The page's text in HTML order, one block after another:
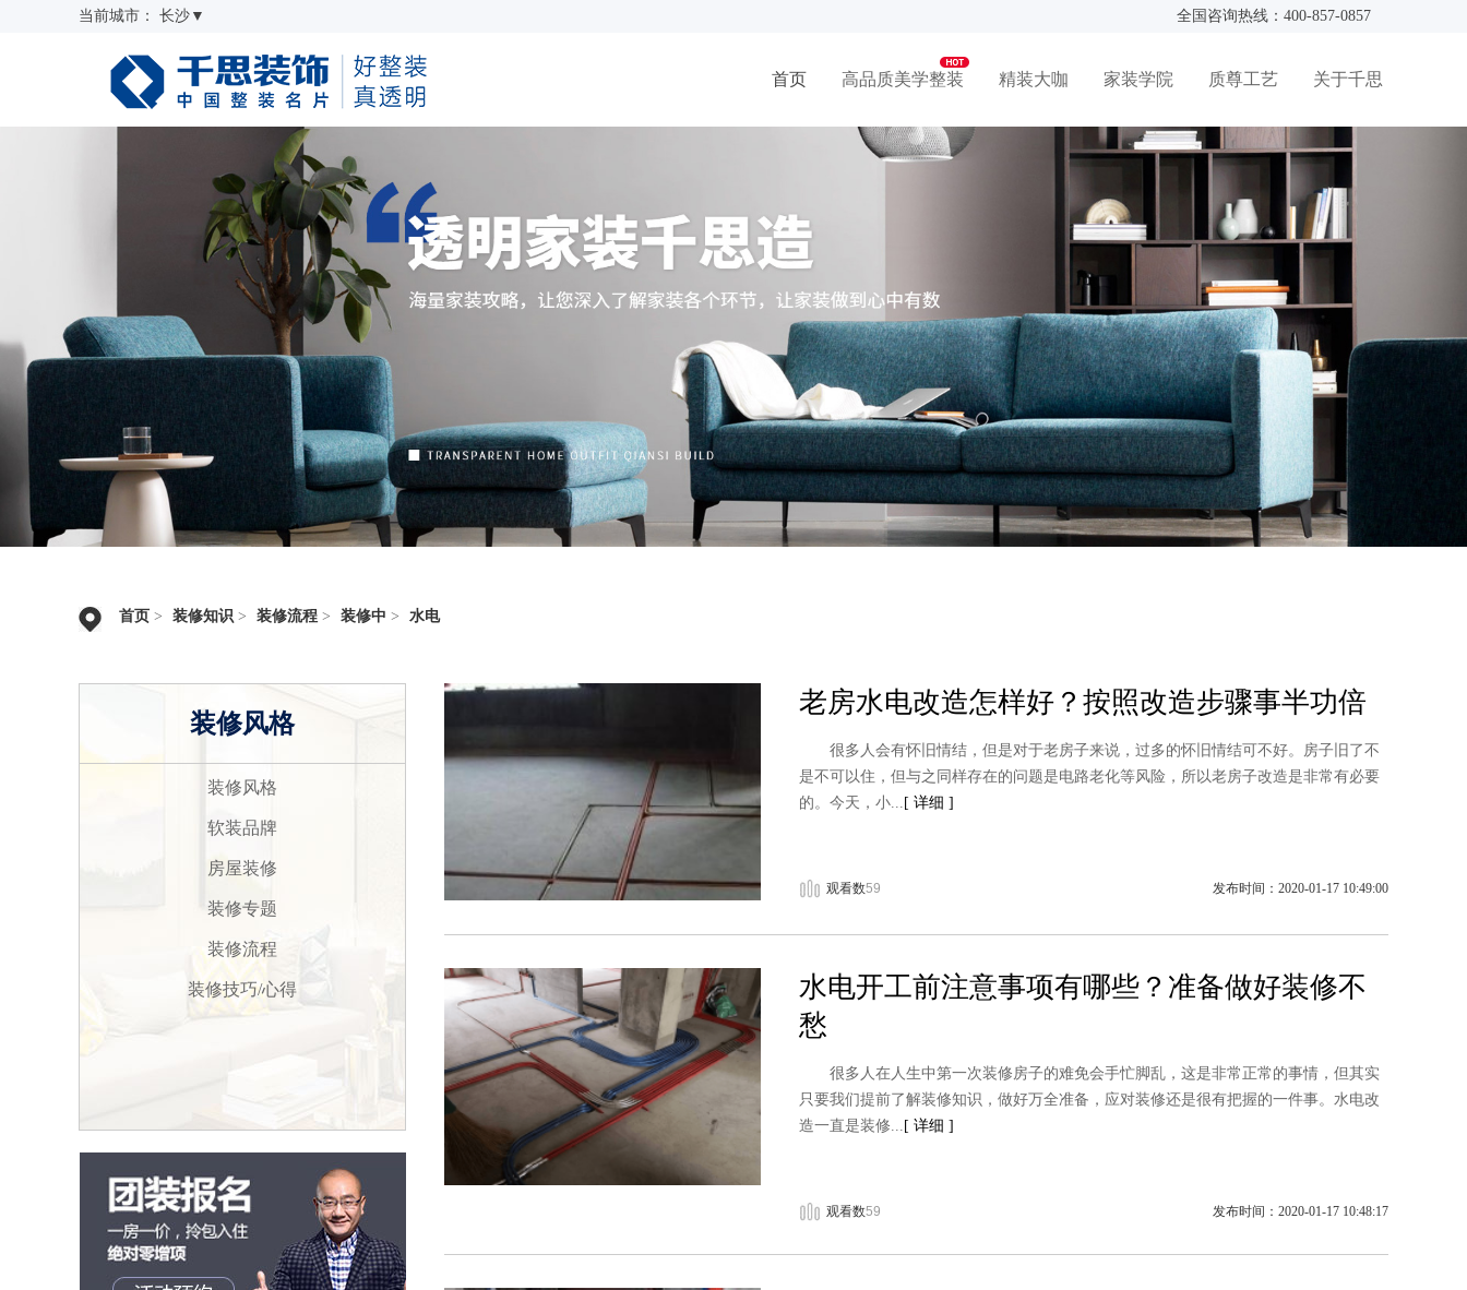
当前城市： 长沙 ▼ 全国咨询热线：400-857-0857
首页 高品质美学整装 精装大咖 家装学院 质尊工艺 关于千思
首页 > 装修知识 > 装修流程 > 装修中 > 水电
装修风格
装修风格
软装品牌
房屋装修
装修专题
装修流程
装修技巧/心得
老房水电改造怎样好？按照改造步骤事半功倍
很多人会有怀旧情结，但是对于老房子来说，过多的怀旧情结可不好。房子旧了不
是不可以住，但与之同样存在的问题是电路老化等风险，所以老房子改造是非常有必要
的。今天，小... [ 详细 ]
观看数59 发布时间：2020-01-17 10:49:00
水电开工前注意事项有哪些？准备做好装修不
愁
很多人在人生中第一次装修房子的难免会手忙脚乱，这是非常正常的事情，但其实
只要我们提前了解装修知识，做好万全准备，应对装修还是很有把握的一件事。水电改
造一直是装修... [ 详细 ]
观看数59 发布时间：2020-01-17 10:48:17